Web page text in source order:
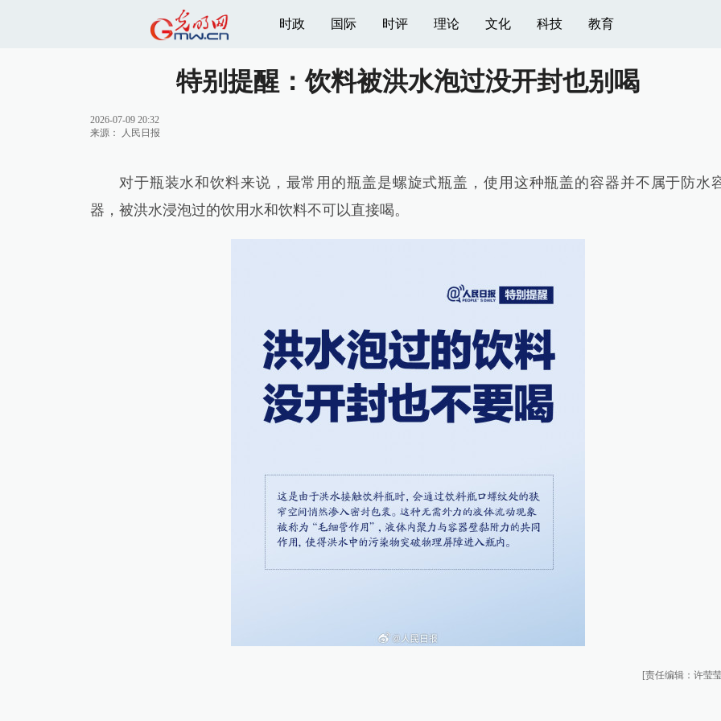
时政 国际 时评 理论 文化 科技 教育
特别提醒：饮料被洪水泡过没开封也别喝
2026-07-09 20:32
来源：
人民日报
对于瓶装水和饮料来说，最常用的瓶盖是螺旋式瓶盖，使用这种瓶盖的容器并不属于防水
器，被洪水浸泡过的饮用水和饮料不可以直接喝。
[责任编辑：许莹